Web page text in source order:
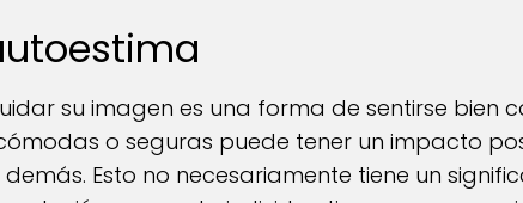
su imagen es una forma de sentirse bien
o seguras puede tener un impacto
Esto no necesariamente tiene un